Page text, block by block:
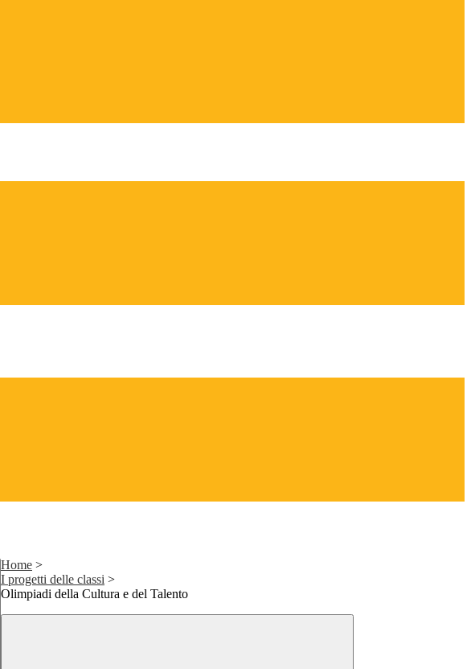
Home >
I progetti delle classi >
Olimpiadi della Cultura e del Talento